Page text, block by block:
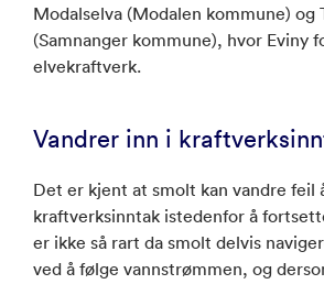
Modalselva (Modalen kommune) og
(Samnanger kommune), hvor Eviny
elvekraftverk.
Vandrer inn i
Det er kjent at smolt kan vandre feil
kraftverksinntak istedenfor å
er ikke så rart da smolt delvis
ved å følge vannstrømmen, og